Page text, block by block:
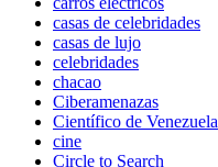
casas de celebridades
casas de lujo
celebridades
chacao
Ciberamenazas
Científico de Venezuela
cine
Circle to Search